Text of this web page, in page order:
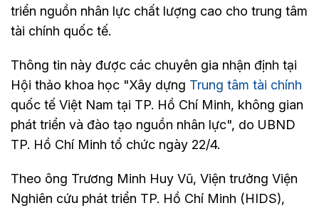
triển nguồn nhân lực chất lượng cao cho trung tâm
tài chính quốc tế.
Thông tin này được các chuyên gia nhận định tại
Hội thảo khoa học "Xây dựng Trung tâm tài chính
quốc tế Việt Nam tại TP. Hồ Chí Minh, không gian
phát triển và đào tạo nguồn nhân lực", do UBND
TP. Hồ Chí Minh tổ chức ngày 22/4.
Theo ông Trương Minh Huy Vũ, Viện trưởng Viện
Nghiên cứu phát triển TP. Hồ Chí Minh (HIDS),